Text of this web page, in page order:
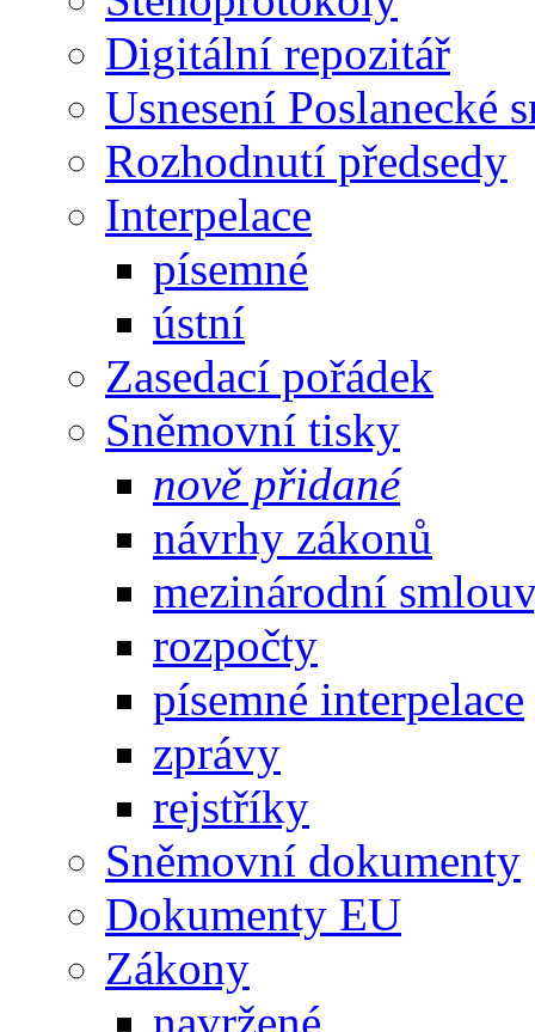
Digitální repozitář
Usnesení Poslanecké
Rozhodnutí předsedy
Interpelace
písemné
ústní
Zasedací pořádek
Sněmovní tisky
nově přidané
návrhy zákonů
mezinárodní
rozpočty
písemné interpelace
zprávy
rejstříky
Sněmovní dokumenty
Dokumenty EU
Zákony
navržené